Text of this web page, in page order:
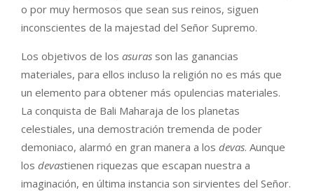
o por muy hermosos que sean sus reinos, siguen
inconscientes de la majestad del Señor Supremo.
Los objetivos de los asuras son las ganancias
materiales, para ellos incluso la religión no es más que
un elemento para obtener más opulencias materiales.
La conquista de Bali Maharaja de los planetas
celestiales, una demostración tremenda de poder
demoniaco, alarmó en gran manera a los devas. Aunque
los devastienen riquezas que escapan nuestra a
imaginación, en última instancia son sirvientes del Señor.